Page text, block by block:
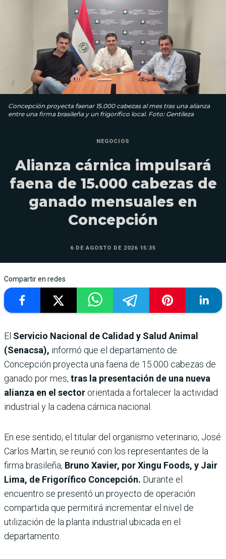
Concepción proyecta faenar 15.000 cabezas al mes tras una alianza
entre una firma brasileña y un frigorífico local. Foto: Gentileza
NEGOCIOS
Alianza cárnica impulsará
faena de 15.000 cabezas de
ganado mensuales en
Concepción
6 DE AGOSTO DE 2026 15:35
Compartir en redes
El Servicio Nacional de Calidad y Salud Animal
(Senacsa), informó que el departamento de
Concepción proyecta una faena de 15.000 cabezas de
ganado por mes, tras la presentación de una nueva
alianza en el sector orientada a fortalecer la actividad
industrial y la cadena cárnica nacional.
En ese sentido, el titular del organismo veterinario, José
Carlos Martin, se reunió con los representantes de la
firma brasileña, Bruno Xavier, por Xingu Foods, y Jair
Lima, de Frigorífico Concepción. Durante el
encuentro se presentó un proyecto de operación
compartida que permitirá incrementar el nivel de
utilización de la planta industrial ubicada en el
departamento.